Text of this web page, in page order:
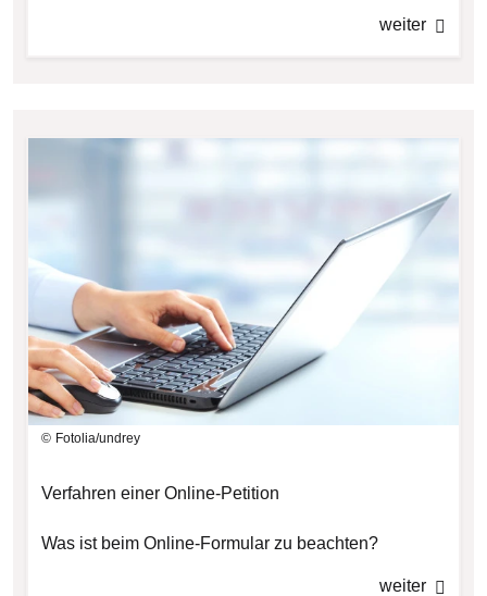
weiter
Fotolia/undrey
Verfahren einer Online-Petition
Was ist beim Online-Formular zu beachten?
weiter